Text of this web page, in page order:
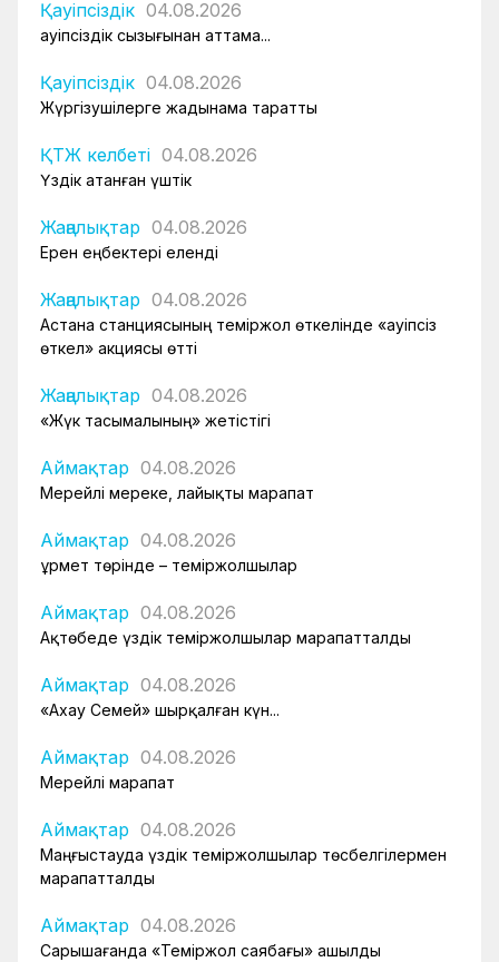
Қауіпсіздік 04.08.2026
Қауіпсіздік сызығынан аттама...
Қауіпсіздік 04.08.2026
Жүргізушілерге жадынама таратты
ҚТЖ келбеті 04.08.2026
Үздік атанған үштік
Жаңалықтар 04.08.2026
Ерен еңбектері еленді
Жаңалықтар 04.08.2026
Астана станциясының теміржол өткелінде «Қауіпсіз
өткел» акциясы өтті
Жаңалықтар 04.08.2026
«Жүк тасымалының» жетістігі
Аймақтар 04.08.2026
Мерейлі мереке, лайықты марапат
Аймақтар 04.08.2026
Құрмет төрінде – теміржолшылар
Аймақтар 04.08.2026
Ақтөбеде үздік теміржолшылар марапатталды
Аймақтар 04.08.2026
«Ахау Семей» шырқалған күн...
Аймақтар 04.08.2026
Мерейлі марапат
Аймақтар 04.08.2026
Маңғыстауда үздік теміржолшылар төсбелгілермен
марапатталды
Аймақтар 04.08.2026
Сарышағанда «Теміржол саябағы» ашылды